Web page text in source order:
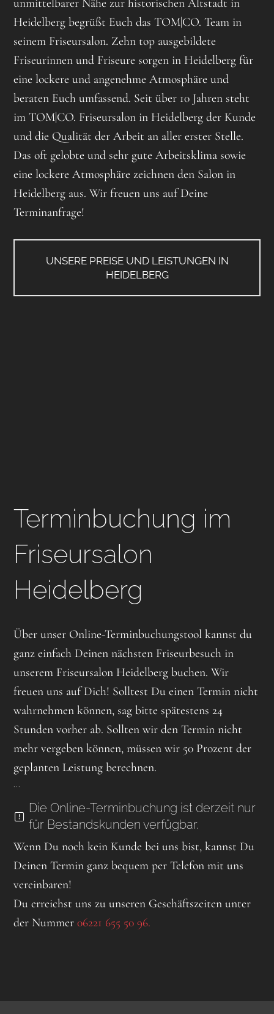
Heidelberg begrüßt Euch das TOM|CO. Team in
seinem Friseursalon. Zehn top ausgebildete
Friseurinnen und Friseure sorgen in Heidelberg für
eine lockere und angenehme Atmosphäre und
beraten Euch umfassend. Seit über 10 Jahren steht
im TOM|CO. Friseursalon in Heidelberg der Kunde
und die Qualität der Arbeit an aller erster Stelle.
Das oft gelobte und sehr gute Arbeitsklima sowie
eine lockere Atmosphäre zeichnen den Salon in
Heidelberg aus. Wir freuen uns auf Deine
Terminanfrage!
UNSERE PREISE UND LEISTUNGEN IN
HEIDELBERG
Terminbuchung im
Friseursalon
Heidelberg
Über unser Online-Terminbuchungstool kannst du
ganz einfach Deinen nächsten Friseurbesuch in
unserem Friseursalon Heidelberg buchen. Wir
freuen uns auf Dich! Solltest Du einen Termin nicht
wahrnehmen können, sag bitte spätestens 24
Stunden vorher ab. Sollten wir den Termin nicht
mehr vergeben können, müssen wir 50 Prozent der
geplanten Leistung berechnen.
...
Die Online-Terminbuchung ist derzeit nur
für Bestandskunden verfügbar.
Wenn Du noch kein Kunde bei uns bist, kannst Du
Deinen Termin ganz bequem per Telefon mit uns
vereinbaren!
Du erreichst uns zu unseren Geschäftszeiten unter
der Nummer06221 655 50 96.